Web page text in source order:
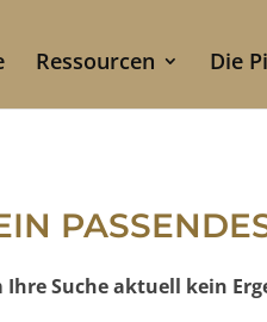
Ressourcen Die
Ihre Suche aktuell kein